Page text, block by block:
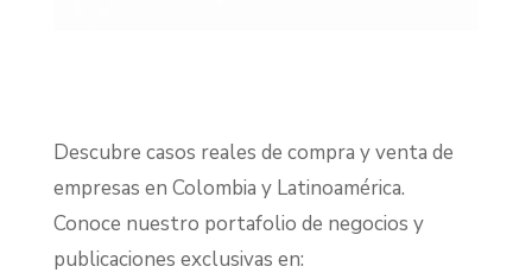
Descubre casos reales de compra y venta de
empresas en Colombia y Latinoamérica.
Conoce nuestro portafolio de negocios y
publicaciones exclusivas en: